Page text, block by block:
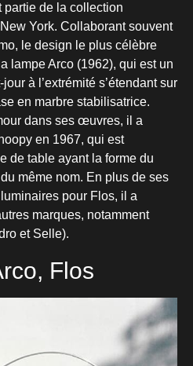
partie de la collection
York. Collaborant souvent
le design le plus célèbre
lampe Arco (1962), qui est un
à l’extrémité s’étendant sur
en marbre stabilisatrice.
dans ses œuvres, il a
en 1967, qui est
de table ayant la forme du
même nom. En plus de ses
pour Flos, il a
marques, notamment
et Selle).
Flos